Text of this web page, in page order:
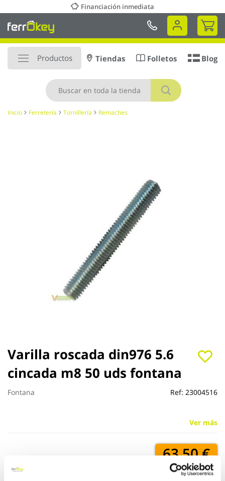
al
contenido
Financiación inmediata
Mi
Productos
Buscar
Tiendas Folletos Blog
Inicio Ferretería Tornillería Remaches
Varilla roscada din976 5.6
cincada m8 50 uds fontana
Fontana Ref: 23004516
Ver más
63,50 €
Saltar
al
comienzo
de
la